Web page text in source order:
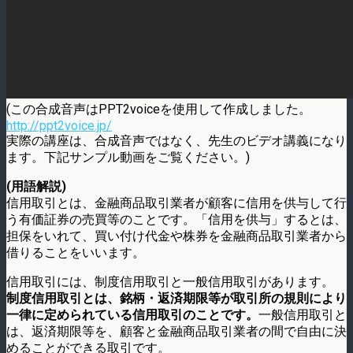
(この合成音声はPPT2voiceを使用して作成しました。
http://ppt2voice.jp/
実際の講座は、合成音声ではなく、先生のビデオ講義になり
ます。下記サンプル動画をご覧ください。)
(用語解説)
信用取引とは、金融商品取引業者が顧客に信用を供与して行
う有価証券の売買等のことです。「信用を供与」するとは、
担保をいれて、買い付け代金や株券を金融商品取引業者から
借りることをいいます。
信用取引には、制度信用取引と一般信用取引があります。
制度信用取引とは、銘柄・返済期限等が取引所の規則により
一律に定められている信用取引のことです。 一般信用取引と
は、返済期限等を、顧客と金融商品取引業者の間で自由に決
めることができる取引です。